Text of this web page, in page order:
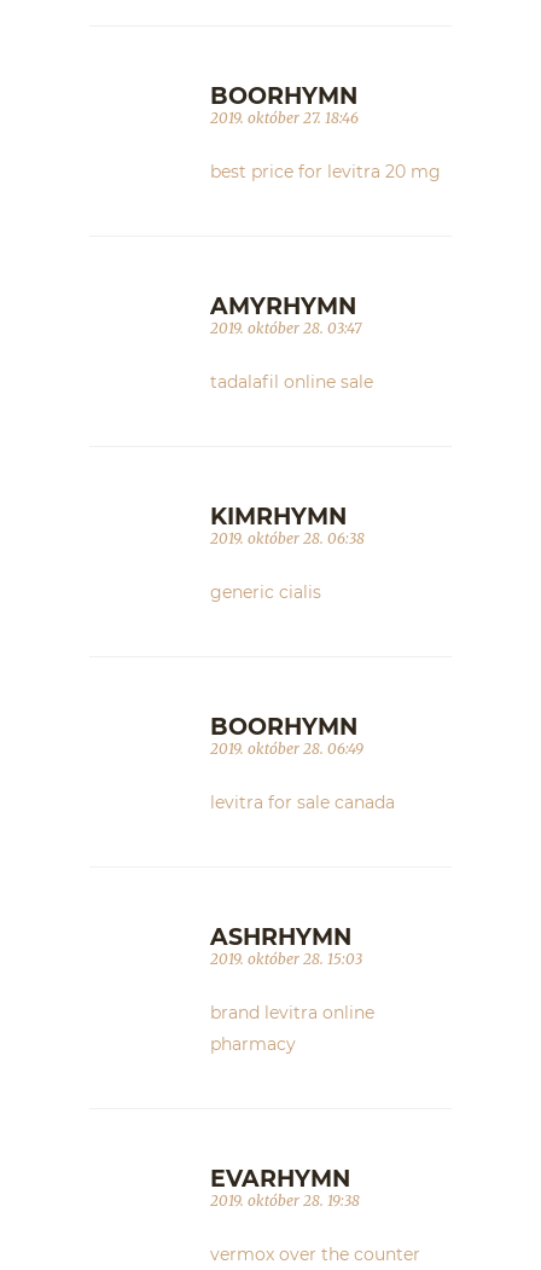
BOORHYMN
2019. október 27. 18:46
best price for levitra 20 mg
AMYRHYMN
2019. október 28. 03:47
tadalafil online sale
KIMRHYMN
2019. október 28. 06:38
generic cialis
BOORHYMN
2019. október 28. 06:49
levitra for sale canada
ASHRHYMN
2019. október 28. 15:03
brand levitra online
pharmacy
EVARHYMN
2019. október 28. 19:38
vermox over the counter